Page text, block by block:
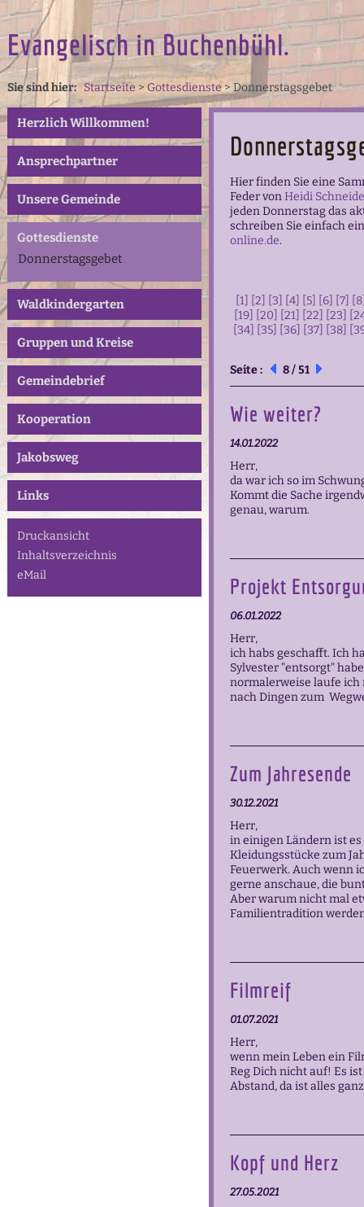
Evangelisch in Buchenbühl.
Sie sind hier:Startseite > Gottesdienste> Donnerstagsgebet
Herzlich Willkommen!
Ansprechpartner
Unsere Gemeinde
Gottesdienste
Donnerstagsgebet
Waldkindergarten
Gruppen und Kreise
Gemeindebrief
Kooperation
Jakobsweg
Links
Druckansicht
Inhaltsverzeichnis
eMail
Hier finden Sie eine
Feder vonHeidi
jeden Donnerstag das
schreiben Sie einfach
online.de.
[1] [2] [3] [4] [5] [6] [7]
[19]
[20] [21] [22] [23]
[34]
[35] [36] [37] [38]
Seite : 8 / 51
Wie weiter?
14.01.2022
Herr,
da war ich so im
Kommt die Sache
genau, warum.
Projekt
06.01.2022
Herr,
ich habs geschafft. Ich
Sylvester "entsorgt"
normalerweise laufe ich
nach Dingen zum
Zum Jahresende
30.12.2021
Herr,
in einigen Ländern ist
Kleidungsstücke zum
Feuerwerk. Auch wenn
gerne anschaue, die
Aber warum nicht mal
Familientradition
Filmreif
01.07.2021
Herr,
wenn mein Leben ein
Reg Dich nicht auf! Es
Abstand, da ist alles
Kopf und Herz
27.05.2021